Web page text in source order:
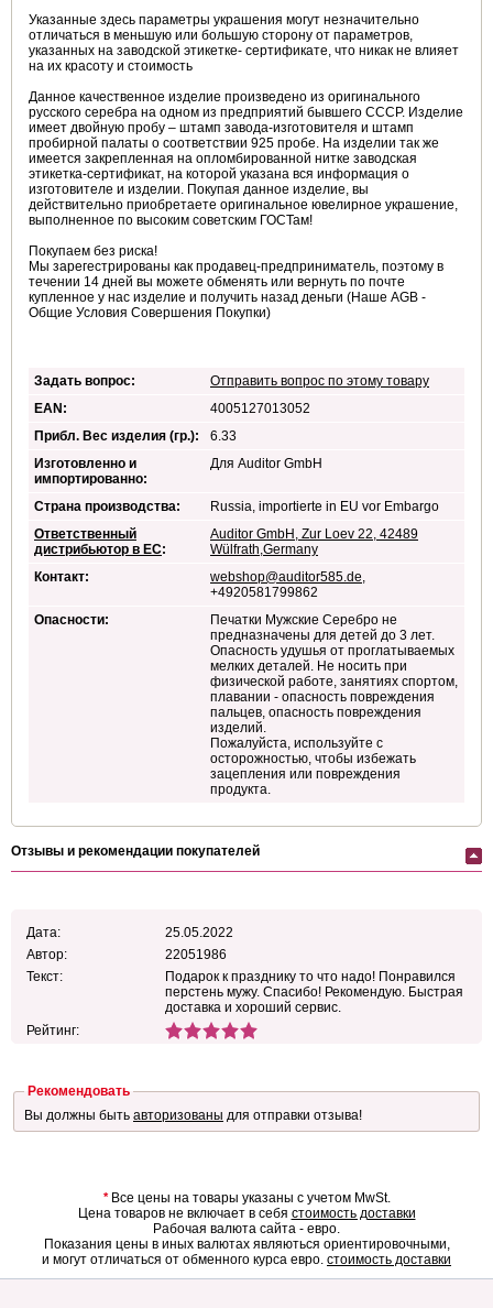
Указанные здесь параметры украшения могут незначительно
отличаться в меньшую или большую сторону от параметров,
указанных на заводской этикетке- сертификате, что никак не влияет
на их красоту и стоимость
Данное качественное изделие произведено из оригинального
русского серебра на одном из предприятий бывшего СССР. Изделие
имеет двойную пробу – штамп завода-изготовителя и штамп
пробирной палаты о соответствии 925 пробе. На изделии так же
имеется закрепленная на опломбированной нитке заводская
этикетка-сертификат, на которой указана вся информация о
изготовителе и изделии. Покупая данное изделие, вы
действительно приобретаете оригинальное ювелирное украшение,
выполненное по высоким советским ГОСТам!
Покупаем без риска!
Мы зарегестрированы как продавец-предприниматель, поэтому в
течении 14 дней вы можете обменять или вернуть по почте
купленное у нас изделие и получить назад деньги (Наше AGB -
Общие Условия Совершения Покупки)
Задать вопрос:
Отправить вопрос по этому товару
EAN:
4005127013052
Прибл. Вес изделия (гр.):
6.33
Изготовленно и
импортированно:
Для Auditor GmbH
Страна производства:
Russia, importierte in EU vor Embargo
Ответственный
дистрибьютор в ЕС:
Auditor GmbH, Zur Loev 22, 42489
Wülfrath,Germany
Контакт:
webshop@auditor585.de,
+4920581799862
Опасности:
Печатки Мужские Серебро не
предназначены для детей до 3 лет.
Опасность удушья от проглатываемых
мелких деталей. Не носить при
физической работе, занятиях спортом,
плавании - опасность повреждения
пальцев, опасность повреждения
изделий.
Пожалуйста, используйте с
осторожностью, чтобы избежать
зацепления или повреждения
продукта.
Отзывы и рекомендации покупателей
Дата:
25.05.2022
Автор:
22051986
Текст:
Подарок к празднику то что надо! Понравился
перстень мужу. Спасибо! Рекомендую. Быстрая
доставка и хороший сервис.
Рейтинг:
Рекомендовать
Вы должны быть авторизованы для отправки отзыва!
*Все цены на товары указаны с учетом MwSt.
Цена товаров не включает в себя стоимость доставки
Рабочая валюта сайта - евро.
Показания цены в иных валютах являються ориентировочными,
и могут отличаться от обменного курса евро. стоимость доставки